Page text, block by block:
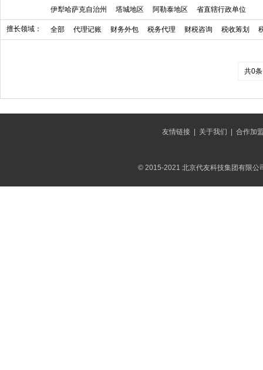
伊犁哈萨克自治州
塔城地区 阿勒泰地区 省直辖行政单位
擅长领域： 全部 代理记账 财务外包 税务代理 财税咨询 税收筹划
共0条
友情链接| 关于我们 合作加
© 2015-2021 北京代友科技集团有限